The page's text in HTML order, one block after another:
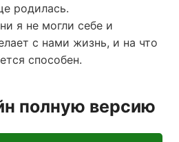
родилась.
я не могли себе и
с нами жизнь, и на что
способен.
полную версию